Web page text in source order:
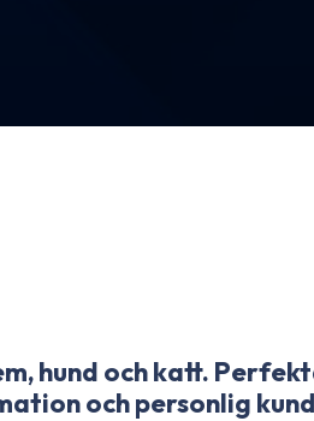
hund och katt.
och personlig